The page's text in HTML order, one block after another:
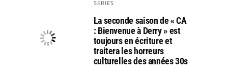
SERIES
La seconde saison de « CA
: Bienvenue à Derry » est
toujours en écriture et
traitera les horreurs
culturelles des années 30s